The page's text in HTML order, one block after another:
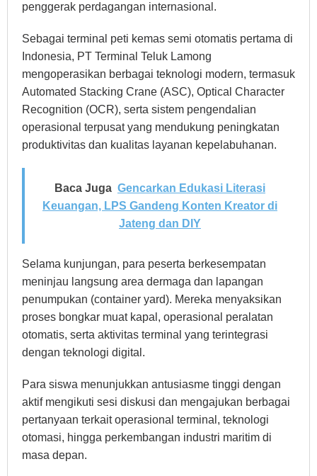
penggerak perdagangan internasional.
Sebagai terminal peti kemas semi otomatis pertama di
Indonesia, PT Terminal Teluk Lamong
mengoperasikan berbagai teknologi modern, termasuk
Automated Stacking Crane (ASC), Optical Character
Recognition (OCR), serta sistem pengendalian
operasional terpusat yang mendukung peningkatan
produktivitas dan kualitas layanan kepelabuhanan.
Baca Juga Gencarkan Edukasi Literasi
Keuangan, LPS Gandeng Konten Kreator di
Jateng dan DIY
Selama kunjungan, para peserta berkesempatan
meninjau langsung area dermaga dan lapangan
penumpukan (container yard). Mereka menyaksikan
proses bongkar muat kapal, operasional peralatan
otomatis, serta aktivitas terminal yang terintegrasi
dengan teknologi digital.
Para siswa menunjukkan antusiasme tinggi dengan
aktif mengikuti sesi diskusi dan mengajukan berbagai
pertanyaan terkait operasional terminal, teknologi
otomasi, hingga perkembangan industri maritim di
masa depan.